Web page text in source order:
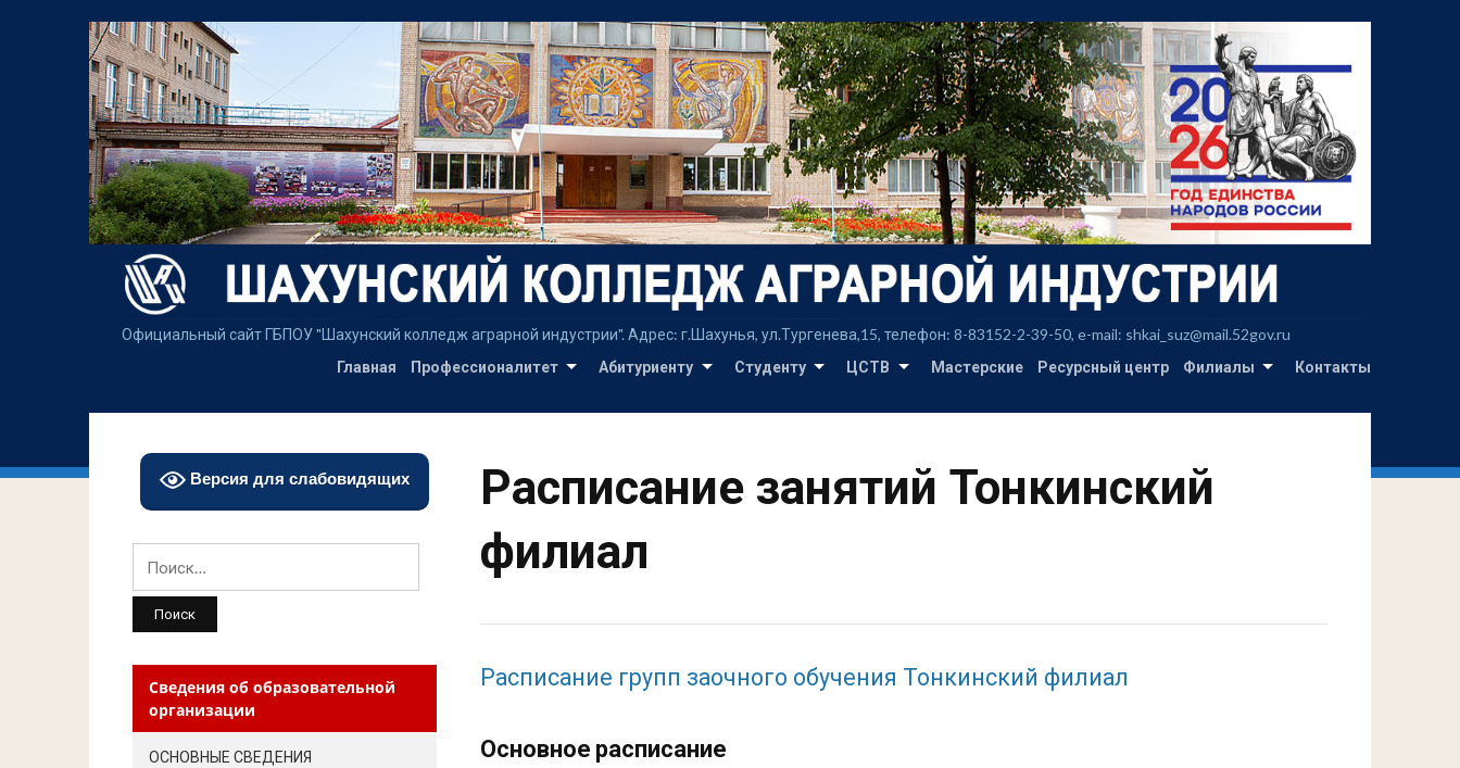
к
содержимому
Официальный сайт ГБПОУ "Шахунский колледж аграрной индустрии". Адрес: г.Шахунья, ул.Тургенева,15, телефон: 8-83152-2-39-50, e-mail: shkai_suz@mail.52gov.ru
Главная
Профессионалитет Абитуриенту Студенту ЦСТВ Мастерские Ресурсный центр Филиалы Контакты
Расписание занятий Тонкинский
филиал
Расписание групп заочного обучения Тонкинский филиал
Основное расписание
Версия для слабовидящих
Сведения об образовательной
организации
ОСНОВНЫЕ СВЕДЕНИЯ